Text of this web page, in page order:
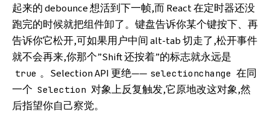
起来的 debounce 想活到下一帧,而 React 在定时器还没
跑完的时候就把组件卸了。键盘告诉你某个键按下、再
告诉你它松开,可如果用户中间 alt-tab 切走了,松开事件
就不会再来,你那个”Shift 还按着”的标志就永远是
true 。Selection API 更绝—— selectionchange 在同
一个 Selection 对象上反复触发,它原地改这对象,然
后指望你自己察觉。